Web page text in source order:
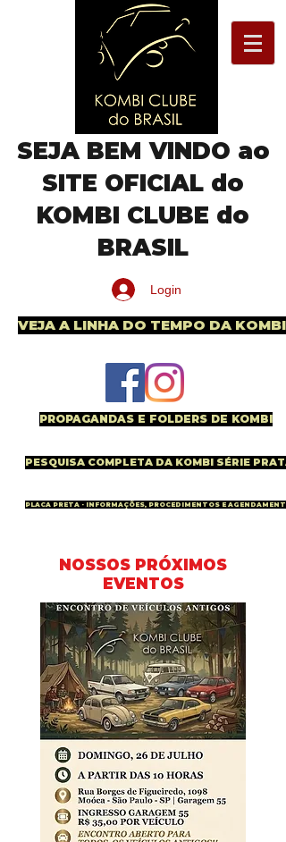
SEJA BEM VINDO ao
SITE OFICIAL do
KOMBI CLUBE do
BRASIL
Login
VEJA A LINHA DO TEMPO DA KOMBI
PROPAGANDAS E FOLDERS DE KOMBI
PESQUISA COMPLETA DA KOMBI SÉRIE PRATA
PLACA PRETA - INFORMAÇÕES, PROCEDIMENTOS E
NOSSOS PRÓXIMOS
EVENTOS